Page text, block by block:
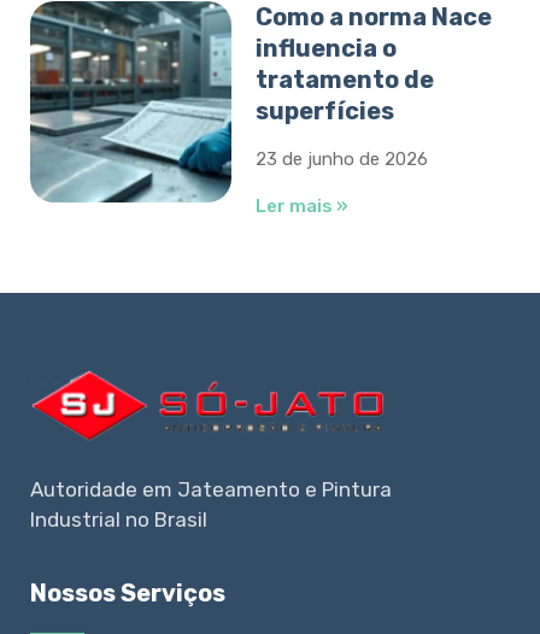
Como a norma Nace
influencia o
tratamento de
superfícies
23 de junho de 2026
Ler mais »
Autoridade em Jateamento e Pintura
Industrial no Brasil
Nossos Serviços